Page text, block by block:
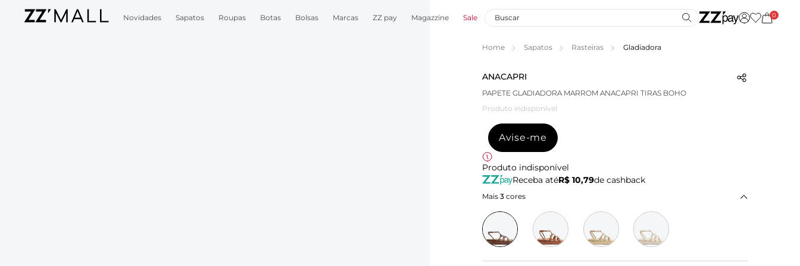
Novidades Sapatos Roupas Botas Bolsas Marcas ZZ pay Magazzine Sale 0
Home Sapatos Rasteiras Gladiadora
ANACAPRI
PAPETE GLADIADORA MARROM ANACAPRI TIRAS BOHO
Produto indisponível
Avise-me
Produto indisponível
Receba atéR$ 10,79de cashback
Mais 3 cores